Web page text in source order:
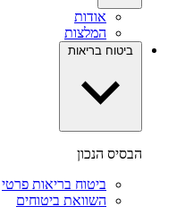
אודות
המלצות
ביטוח בריאות
הבסיס הנכון
ביטוח בריאות פרטי
השוואת ביטוחים